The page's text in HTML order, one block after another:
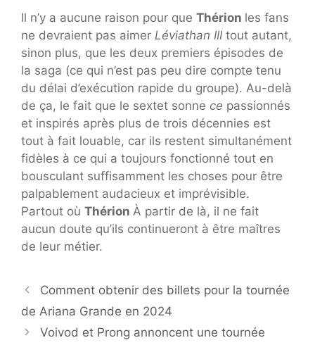
Il n’y a aucune raison pour que Thérion les fans
ne devraient pas aimer Léviathan III tout autant,
sinon plus, que les deux premiers épisodes de
la saga (ce qui n’est pas peu dire compte tenu
du délai d’exécution rapide du groupe). Au-delà
de ça, le fait que le sextet sonne ce passionnés
et inspirés après plus de trois décennies est
tout à fait louable, car ils restent simultanément
fidèles à ce qui a toujours fonctionné tout en
bousculant suffisamment les choses pour être
palpablement audacieux et imprévisible.
Partout où Thérion À partir de là, il ne fait
aucun doute qu’ils continueront à être maîtres
de leur métier.
Comment obtenir des billets pour la tournée
de Ariana Grande en 2024
Voivod et Prong annoncent une tournée